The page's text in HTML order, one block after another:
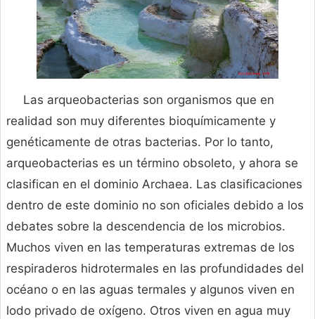
Las arqueobacterias son organismos que en
realidad son muy diferentes bioquímicamente y
genéticamente de otras bacterias. Por lo tanto,
arqueobacterias es un término obsoleto, y ahora se
clasifican en el dominio Archaea. Las clasificaciones
dentro de este dominio no son oficiales debido a los
debates sobre la descendencia de los microbios.
Muchos viven en las temperaturas extremas de los
respiraderos hidrotermales en las profundidades del
océano o en las aguas termales y algunos viven en
lodo privado de oxígeno. Otros viven en agua muy